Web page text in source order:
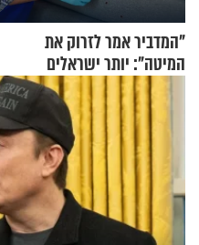
"המדביר אמר לזרוק את
המיטה": יותר ישראלים
מדווחים על מכת פשפשי
המיטה